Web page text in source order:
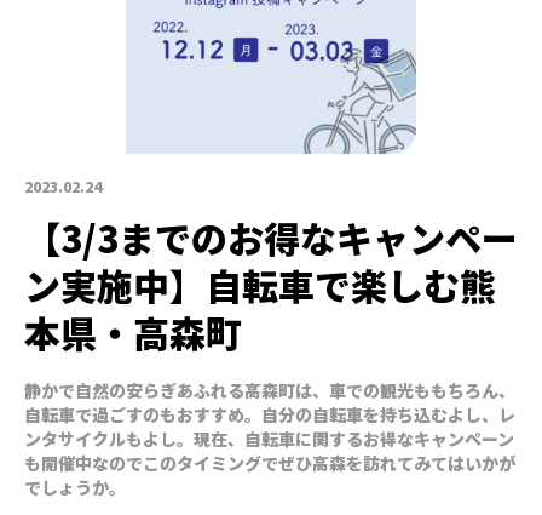
2023.02.24
【3/3までのお得なキャンペー
ン実施中】自転車で楽しむ熊
本県・高森町
静かで自然の安らぎあふれる高森町は、車での観光ももちろん、
自転車で過ごすのもおすすめ。自分の自転車を持ち込むよし、レ
ンタサイクルもよし。現在、自転車に関するお得なキャンペーン
も開催中なのでこのタイミングでぜひ高森を訪れてみてはいかが
でしょうか。